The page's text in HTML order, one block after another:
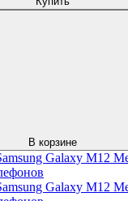
В корзине